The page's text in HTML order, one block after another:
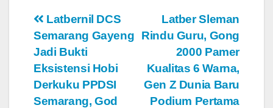
Navigasi
pos
Latber Sleman
Rindu Guru, Gong
2000 Pamer
Kualitas 6 Warna,
Gen Z Dunia Baru
Podium Pertama
Latbernil DCS
Semarang Gayeng
Jadi Bukti
Eksistensi Hobi
Derkuku PPDSI
Semarang, God